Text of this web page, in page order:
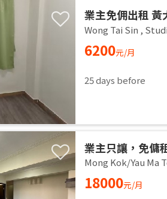
業主免佣出租 黃
Wong Tai Sin ,
6200元/月
25 days before
業主只讓，免傭
Mong Kok/Yau Ma
18000元/月